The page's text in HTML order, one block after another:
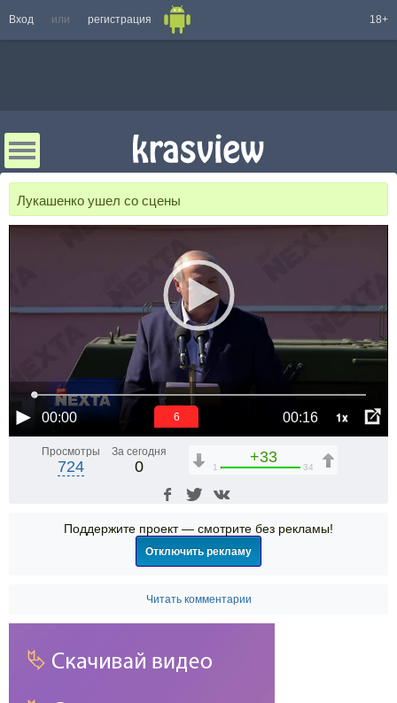
Вход или регистрация 18+
Лукашенко ушел со сцены
00:00 00:16 1x
6
Просмотры
724
За сегодня
0
+33
1 34
Поддержите проект — смотрите без рекламы!
Отключить рекламу
Читать комментарии